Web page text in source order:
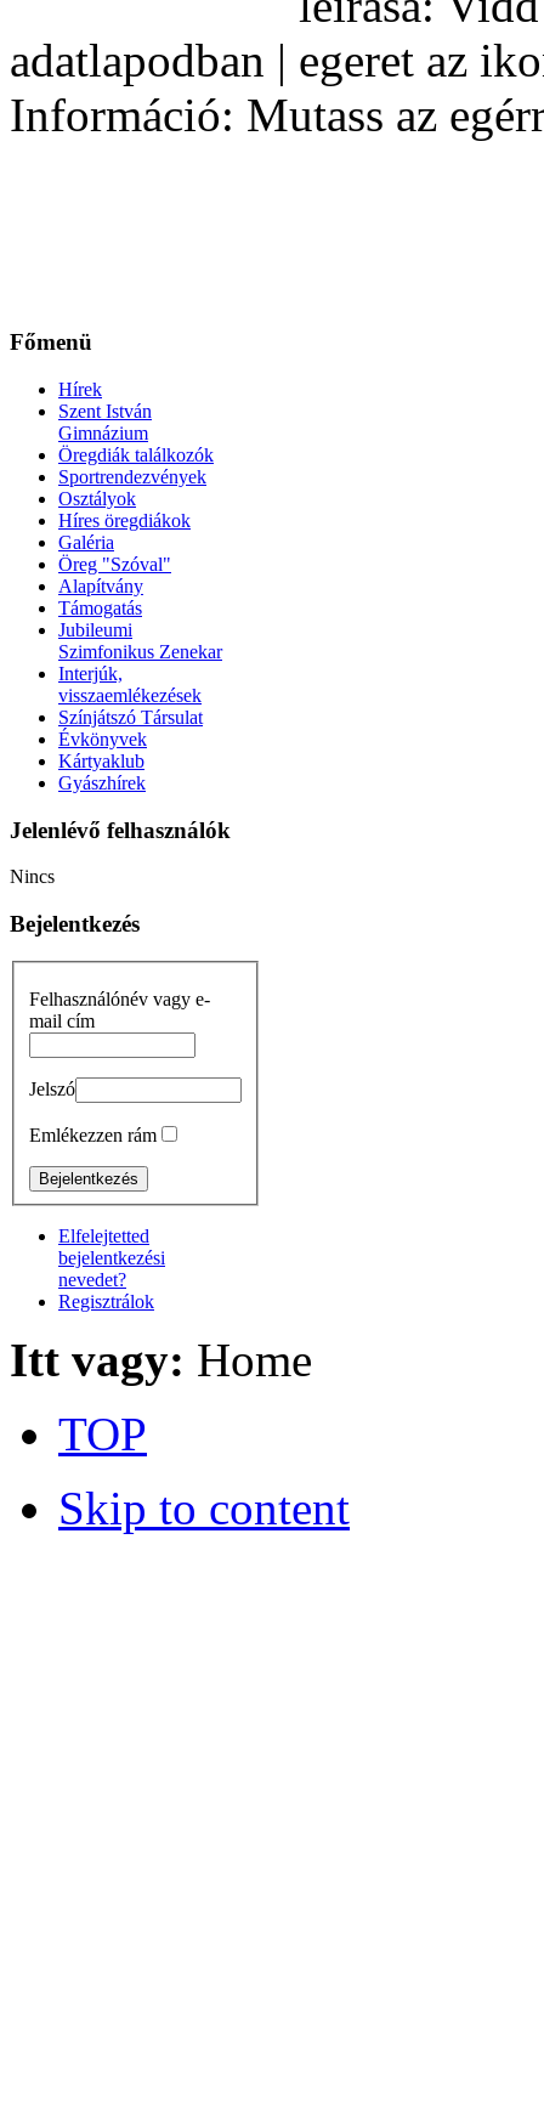
adatlapodban |
Információ: Mutass az
Főmenü
Hírek
Szent István
Gimnázium
Öregdiák találkozók
Sportrendezvények
Osztályok
Híres öregdiákok
Galéria
Öreg "Szóval"
Alapítvány
Támogatás
Jubileumi
Szimfonikus Zenekar
Interjúk,
visszaemlékezések
Színjátszó Társulat
Évkönyvek
Kártyaklub
Gyászhírek
Jelenlévő felhasználók
Nincs
Bejelentkezés
Felhasználónév vagy e-
mail cím
Jelszó
Emlékezzen rám
Elfelejtetted
bejelentkezési
nevedet?
Regisztrálok
Itt vagy: Home
TOP
Skip to content